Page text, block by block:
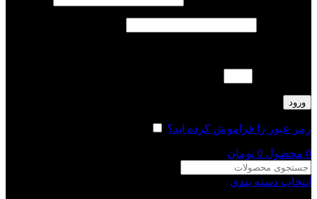
ورود
رمز عبور را فراموش کرده اید؟
0 محصول 0 تومان
انتخاب دسته بندی